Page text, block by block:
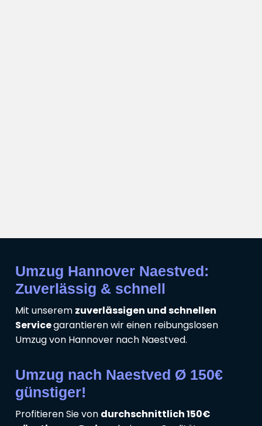
Umzug Hannover Naestved:
Zuverlässig & schnell
Mit unserem zuverlässigen und schnellen
Servicegarantieren wir einen reibungslosen
Umzug von Hannover nach Naestved.
Umzug nach Naestved Ø 150€
günstiger!
Profitieren Sie von durchschnittlich 150€